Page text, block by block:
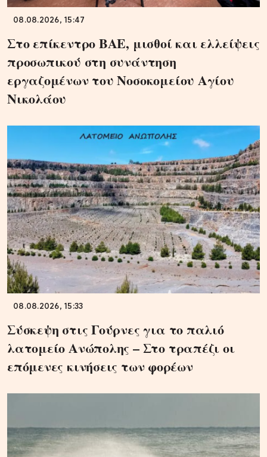
08.08.2026, 15:47
Στο επίκεντρο ΒΑΕ, μισθοί και ελλείψεις
προσωπικού στη συνάντηση
εργαζομένων του Νοσοκομείου Αγίου
Νικολάου
08.08.2026, 15:33
Σύσκεψη στις Γούρνες για το παλιό
λατομείο Ανώπολης – Στο τραπέζι οι
επόμενες κινήσεις των φορέων